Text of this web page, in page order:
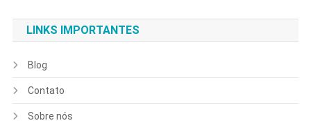
LINKS IMPORTANTES
Blog
Contato
Sobre nós